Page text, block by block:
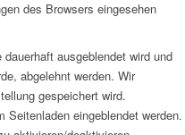
des Browsers eingesehen
ausgeblendet wird und
abgelehnt werden. Wir
gespeichert wird.
eingeblendet werden.